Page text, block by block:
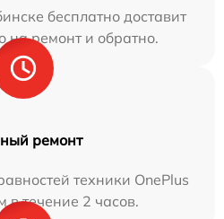
бесплатно доставит
на ремонт и обратно.
ремонт
техники OnePlus
в течение 2 часов.